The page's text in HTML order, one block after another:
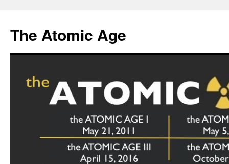
content
The Atomic Age